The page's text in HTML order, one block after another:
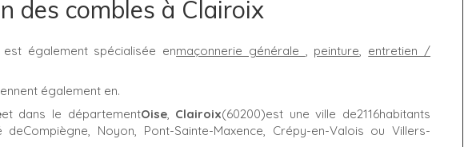
des combles à Clairoix
est également spécialisée enmaçonnerie générale , peinture, entretien /
également en.
et dans le départementOise, Clairoix(60200)est une ville de2116habitants
Noyon, Pont-Sainte-Maxence, Crépy-en-Valois ou Villers-